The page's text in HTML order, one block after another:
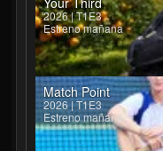
2026 | T1E3
Estreno mañana
Match Point
2026 | T1E3
Estreno mañana